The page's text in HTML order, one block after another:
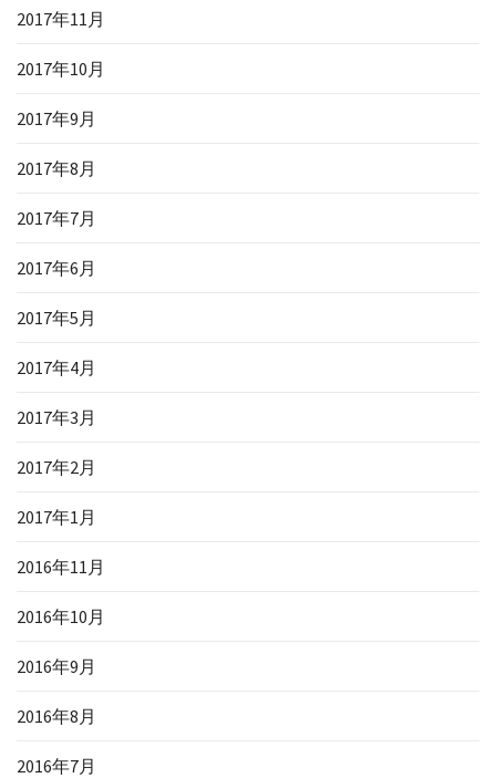
2017年11月
2017年10月
2017年9月
2017年8月
2017年7月
2017年6月
2017年5月
2017年4月
2017年3月
2017年2月
2017年1月
2016年11月
2016年10月
2016年9月
2016年8月
2016年7月